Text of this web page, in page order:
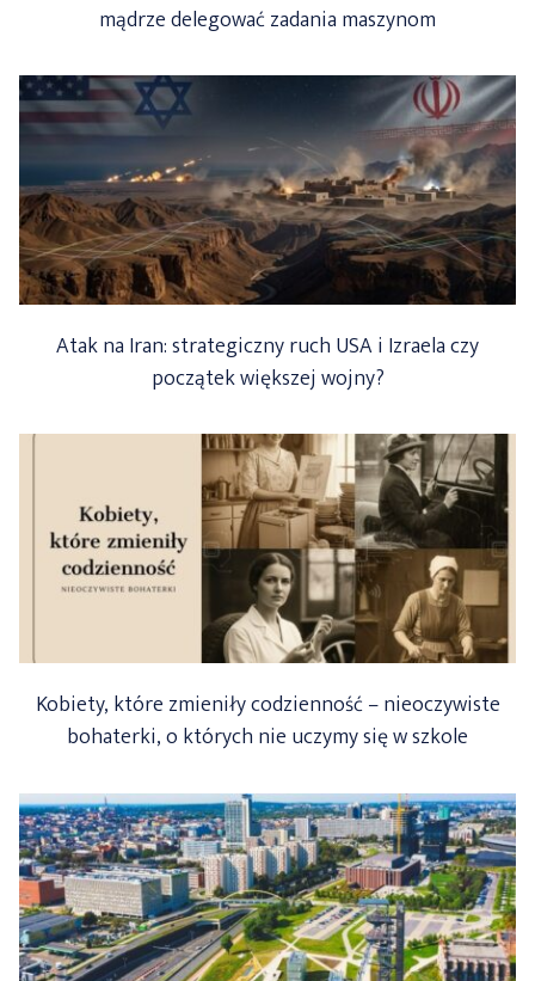
mądrze delegować zadania maszynom
Atak na Iran: strategiczny ruch USA i Izraela czy
początek większej wojny?
Kobiety, które zmieniły codzienność – nieoczywiste
bohaterki, o których nie uczymy się w szkole